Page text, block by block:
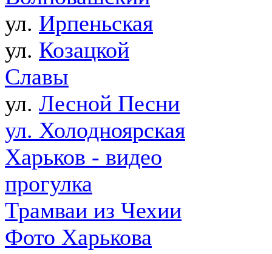
ул. Ирпеньская
ул. Козацкой
Славы
ул. Лесной Песни
ул. Холодноярская
Харьков - видео
прогулка
Трамваи из Чехии
Фото Харькова